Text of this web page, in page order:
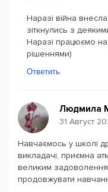
Наразі війна
зіткнулись з
Наразі працюємо
рішеннями)
Ответить
Людмила
31 Август
Навчаємось у школі
викладачі, приємна
великим
продовжувати